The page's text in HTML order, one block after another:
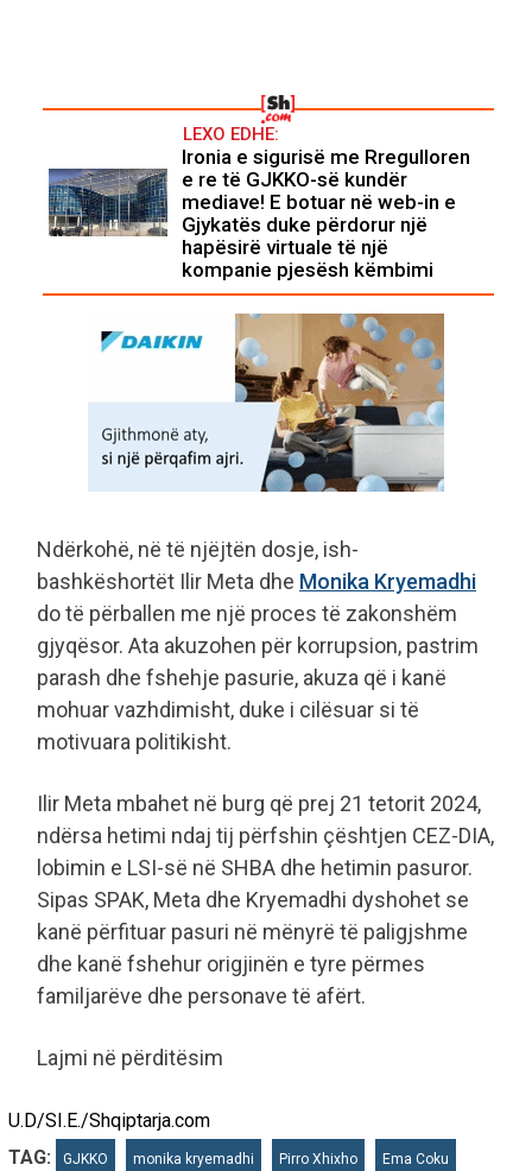
LEXO EDHE:
Ironia e sigurisë me Rregulloren
e re të GJKKO-së kundër
mediave! E botuar në web-in e
Gjykatës duke përdorur një
hapësirë virtuale të një
kompanie pjesësh këmbimi
Ndërkohë, në të njëjtën dosje, ish-
bashkëshortët Ilir Meta dhe Monika Kryemadhi
do të përballen me një proces të zakonshëm
gjyqësor. Ata akuzohen për korrupsion, pastrim
parash dhe fshehje pasurie, akuza që i kanë
mohuar vazhdimisht, duke i cilësuar si të
motivuara politikisht.
Ilir Meta mbahet në burg që prej 21 tetorit 2024,
ndërsa hetimi ndaj tij përfshin çështjen CEZ-DIA,
lobimin e LSI-së në SHBA dhe hetimin pasuror.
Sipas SPAK, Meta dhe Kryemadhi dyshohet se
kanë përfituar pasuri në mënyrë të paligjshme
dhe kanë fshehur origjinën e tyre përmes
familjarëve dhe personave të afërt.
Lajmi në përditësim
U.D/SI.E./Shqiptarja.com
TAG:
GJKKO monika kryemadhi Pirro Xhixho Ema Coku